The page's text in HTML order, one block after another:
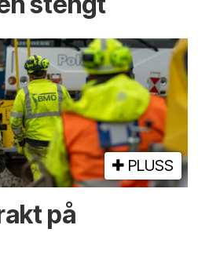
PLUSS
på